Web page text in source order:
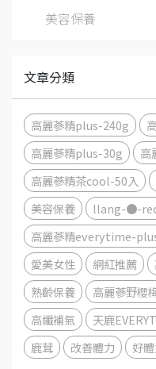
美容保養
文章分類
高麗蔘精plus-240g
高麗蔘精plus-30g
高
高麗蔘精茶cool-50入
美容保養
llang-●-
高麗蔘精everytime-
愛美女性
網紅推薦
熟齡保養
高麗蔘野櫻
高纖補氣
天鹿
鹿茸
改善體力 好